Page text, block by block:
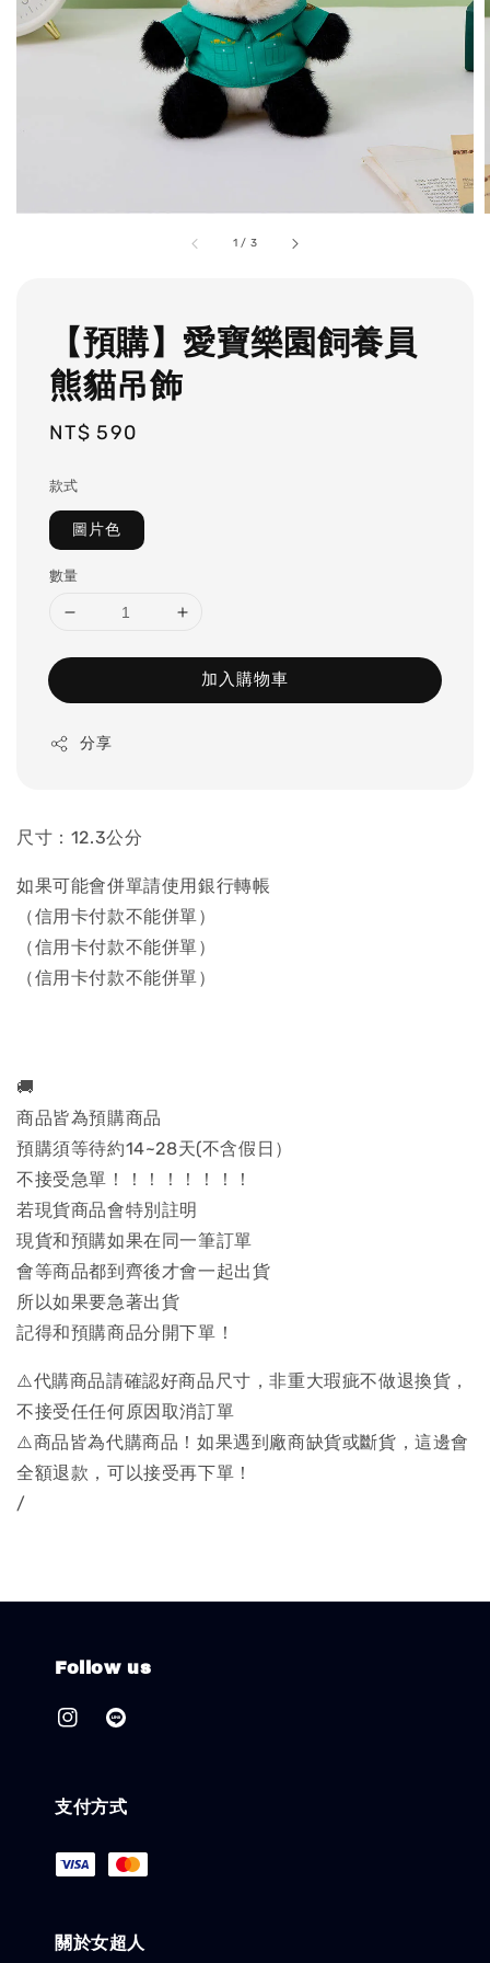
1 / 3
【預購】愛寶樂園飼養員
熊貓吊飾
Regular
NT$ 590
款式
圖片色
數量
加入購物車
分享
尺寸：12.3公分
如果可能會併單請使用銀行轉帳
（信用卡付款不能併單）
（信用卡付款不能併單）
（信用卡付款不能併單）
🚚
商品皆為預購商品
預購須等待約14~28天(不含假日）
不接受急單！！！！！！！！
若現貨商品會特別註明
現貨和預購如果在同一筆訂單
會等商品都到齊後才會一起出貨
所以如果要急著出貨
記得和預購商品分開下單！
⚠️代購商品請確認好商品尺寸，非重大瑕疵不做退換貨，
不接受任任何原因取消訂單
⚠️商品皆為代購商品！如果遇到廠商缺貨或斷貨，這邊會
全額退款，可以接受再下單！
/
Follow us
支付方式
關於女超人